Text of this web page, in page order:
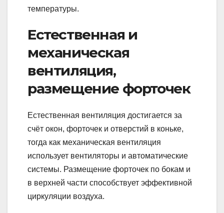
температуры.
Естественная и
механическая
вентиляция,
размещение форточек
Естественная вентиляция достигается за
счёт окон, форточек и отверстий в коньке,
тогда как механическая вентиляция
использует вентиляторы и автоматические
системы. Размещение форточек по бокам и
в верхней части способствует эффективной
циркуляции воздуха.